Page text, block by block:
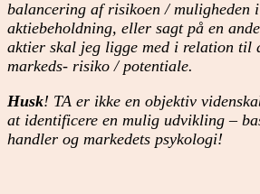
balancering af risikoen / muligheden
aktiebeholdning, eller sagt på en
aktier skal jeg ligge med i relation til
markeds- risiko / potentiale.
Husk! TA er ikke en objektiv
at identificere en mulig udvikling –
handler og markedets psykologi!